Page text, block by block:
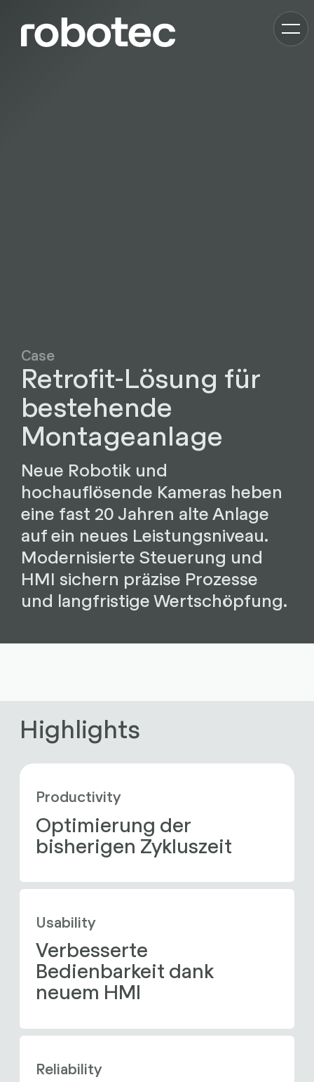
Case
Retrofit-Lösung für
bestehende
Montageanlage
Neue Robotik und
hochauflösende Kameras heben
eine fast 20 Jahren alte Anlage
auf ein neues Leistungsniveau.
Modernisierte Steuerung und
HMI sichern präzise Prozesse
und langfristige Wertschöpfung.
Highlights
Productivity
Optimierung der
bisherigen Zykluszeit
Usability
Verbesserte
Bedienbarkeit dank
neuem HMI
Reliability